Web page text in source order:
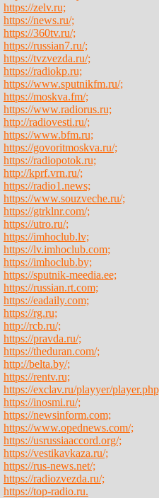
https://zelv.ru;
https://news.ru/;
https://360tv.ru/;
https://russian7.ru/;
https://tvzvezda.ru/;
https://radiokp.ru;
https://www.sputnikfm.ru/;
https://moskva.fm/;
https://www.radiorus.ru;
http://radiovesti.ru/;
https://www.bfm.ru;
https://govoritmoskva.ru/;
https://radiopotok.ru;
http://kprf.vrn.ru/;
https://radio1.news;
https://www.souzveche.ru/;
https://gtrklnr.com/;
https://utro.ru/;
https://imhoclub.lv;
https://lv.imhoclub.com;
https://imhoclub.by;
https://sputnik-meedia.ee;
https://russian.rt.com;
https://eadaily.com;
https://rg.ru;
http://rcb.ru/;
https://pravda.ru/;
https://theduran.com/;
http://belta.by/;
https://rentv.ru;
https://exclav.ru/playyer/
https://inosmi.ru/;
https://newsinform.com;
https://www.opednews.com/;
https://usrussiaaccord.org/;
https://vestikavkaza.ru/;
https://rus-news.net/;
https://radiozvezda.ru/;
https://top-radio.ru.